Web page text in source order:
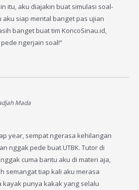
itu, aku diajakin buat simulasi soal-
aku siap mental banget pas ujian
banget buat tim KoncoSinau.id,
ngerjain soal!”
Mada
year, sempat ngerasa kehilangan
nggak pede buat UTBK. Tutor di
cuma bantu aku di materi aja,
semangat tiap kali aku merasa
kayak punya kakak yang selalu